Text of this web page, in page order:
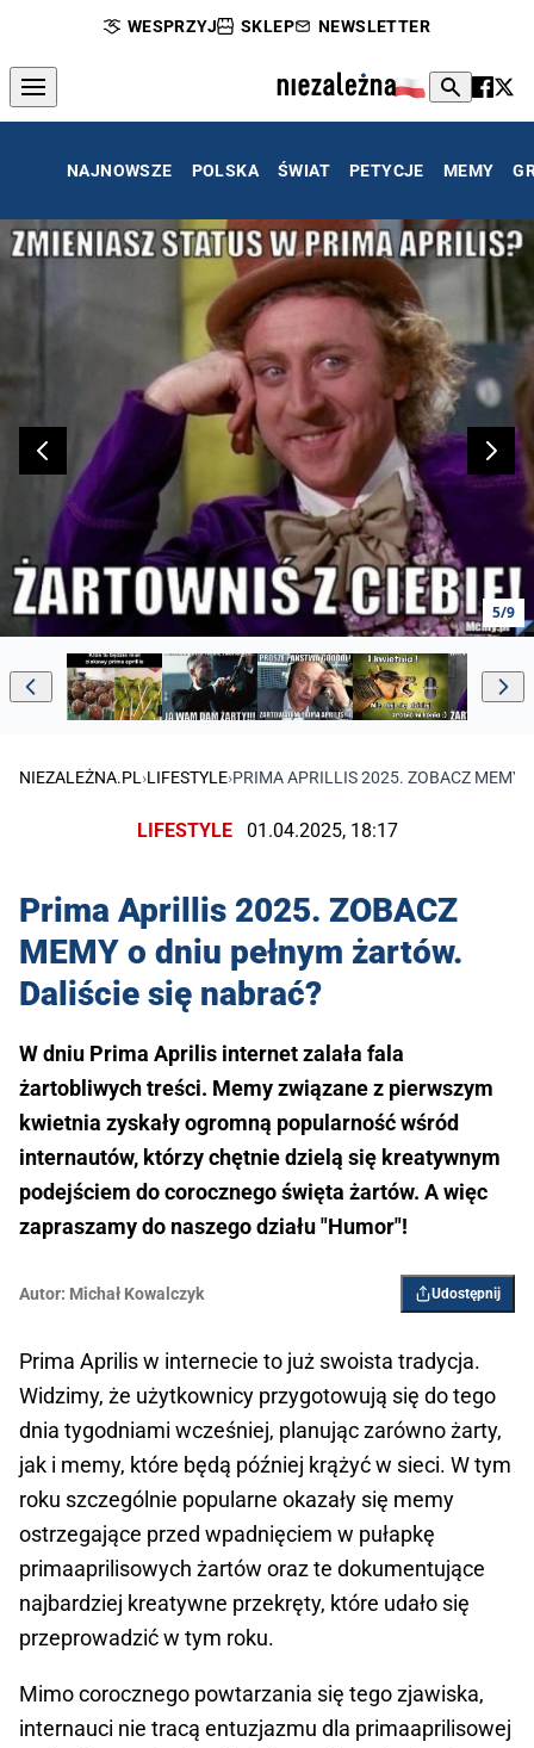
WESPRZYJ SKLEP NEWSLETTER
NAJNOWSZE POLSKA ŚWIAT PETYCJE MEMY
5/9
NIEZALEŻNA.PL ›LIFESTYLE›PRIMA APRILLIS 2025. ZOBACZ MEMY
LIFESTYLE 01.04.2025, 18:17
Prima Aprillis 2025. ZOBACZ
MEMY o dniu pełnym żartów.
Daliście się nabrać?
W dniu Prima Aprilis internet zalała fala
żartobliwych treści. Memy związane z pierwszym
kwietnia zyskały ogromną popularność wśród
internautów, którzy chętnie dzielą się kreatywnym
podejściem do corocznego święta żartów. A więc
zapraszamy do naszego działu "Humor"!
Autor: Michał Kowalczyk Udostępnij
Prima Aprilis w internecie to już swoista tradycja.
Widzimy, że użytkownicy przygotowują się do tego
dnia tygodniami wcześniej, planując zarówno żarty,
jak i memy, które będą później krążyć w sieci. W tym
roku szczególnie popularne okazały się memy
ostrzegające przed wpadnięciem w pułapkę
primaaprilisowych żartów oraz te dokumentujące
najbardziej kreatywne przekręty, które udało się
przeprowadzić w tym roku.
Mimo corocznego powtarzania się tego zjawiska,
internauci nie tracą entuzjazmu dla primaaprilisowej